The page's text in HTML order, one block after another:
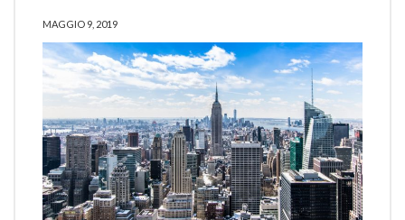
MAGGIO 9, 2019